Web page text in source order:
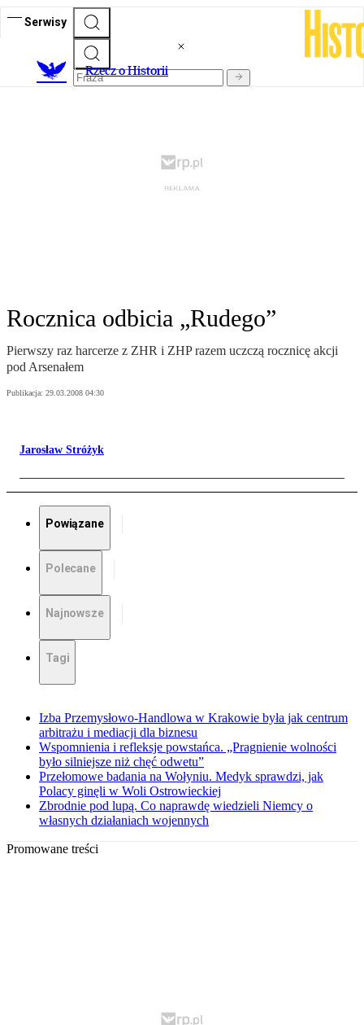
Serwisy
Rzecz o Historii
Rocznica odbicia „Rudego”
Pierwszy raz harcerze z ZHR i ZHP razem uczczą rocznicę akcji
pod Arsenałem
Publikacja: 29.03.2008 04:30
Jarosław Stróżyk
Powiązane
Polecane
Najnowsze
Tagi
Izba Przemysłowo-Handlowa w Krakowie była jak centrum
arbitrażu i mediacji dla biznesu
Wspomnienia i refleksje powstańca. „Pragnienie wolności
było silniejsze niż chęć odwetu”
Przełomowe badania na Wołyniu. Medyk sprawdzi, jak
Polacy ginęli w Woli Ostrowieckiej
Zbrodnie pod lupą. Co naprawdę wiedzieli Niemcy o
własnych działaniach wojennych
Promowane treści